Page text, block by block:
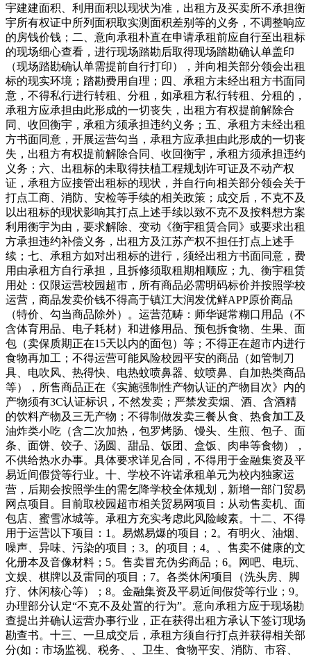
宇建建面积、利用面积以现状为准，出租方及买卖所不承担衡
宇所有权证中所列面积取实测面积差别等的义务，不调整响应
的房钱价钱；二、意向承租朴直在申请承租前应自行至出租标
的现场细心查看，进行现场踏勘后取得现场踏勘确认单盖印
（现场踏勘确认单需提前自行打印），并向相关部分领会出租
标的现实环境；踏勘费用自理；四、承租方未经出租方书面同
意，不得私行进行转租、分租，如承租方私行转租、分租的，
承租方应承担由此形成的一切丧失，出租方有权提前解除合
同、收回衡宇，承租方须承担违约义务；五、承租方未经出租
方书面同意，开展运营勾当，承租方应承担由此形成的一切丧
失，出租方有权提前解除合同、收回衡宇，承租方须承担违约
义务；六、出租标的未取得扶植工程规划许可证及不动产权
证，承租方应接管出租标的现状，并自行向相关部分领会关于
打点工商、消防、安检等手续的相关政策；成交后，不克不及
以出租标的现状影响其打点上述手续以致不克不及按料想方案
利用衡宇为由，要求解除、变动《衡宇租赁合同》或要求出租
方承担违约补偿义务，出租方及江苏产权不担任打点上述手
续；七、承租方如对出租标的进行，须经出租方书面同意，费
用由承租方自行承担，且拆修须取租期相顺应；九、衡宇租赁
用处：仅限运营校园超市，所有商品必需明码标价并按照学校
运营，商品发卖价钱不得高于镇江大润发优鲜APP原价商品
（特价、勾当商品除外）。运营范畴：师华诞常糊口用品（不
含体育用品、电子耗材）和进修用品、预包拆食物、生果、面
包（卖保质期正在15天以内的面包）等；不得正在超市内进行
食物再加工；不得运营可能风险校园平安的商品（如管制刀
具、电吹风、热得快、电热蚊喷鼻器、蚊喷鼻、自加热类商品
等），所售商品正在《实施强制性产物认证的产物目次》内的
产物须有3C认证标识，不然发卖；严禁发卖烟、酒、含酒精
的饮料产物及三无产物；不得制做发卖三餐从食、热食加工及
油炸类小吃（含二次加热，包罗烤肠、馒头、生煎、包子、面
条、面饼、饺子、汤圆、甜品、饭团、盒饭、肉串等食物），
不供给热水办事。具体要求详见合同，不得用于金融集资及平
易近间假贷等行业。十、学校不许诺承租单元为校内独家运
营，后期会按照学生的需乞降学校全体规划，新增一部门贸易
网点项目。目前取校园超市相关贸易网项目：从动售卖机、面
包店、蜜雪冰城等。承租方充实考虑此风险峻素。十二、不得
用于运营以下项目：1。易燃易爆的项目；2。有明火、油烟、
噪声、异味、污染的项目；3。的项目；4。、售卖不健康的文
化册本及音像材料；5。售卖冒充伪劣商品；6。网吧、电玩、
文娱、棋牌以及雷同的项目；7。各类休闲项目（洗头房、脚
疗、休闲核心等）；8。金融集资及平易近间假贷等行业；9。
办理部分认定“不克不及处置的行为”。意向承租方应于现场勘
查提出并确认运营办事行业，正在获得出租方承认下签订现场
勘查书。十三、一旦成交后，承租方须自行打点并获得相关部
分(如：市场监视、税务、、卫生、食物平安、消防、市容、